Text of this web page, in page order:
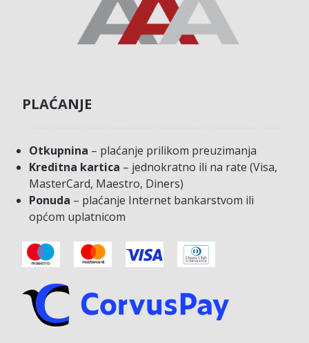
PLAĆANJE
Otkupnina – plaćanje prilikom preuzimanja
Kreditna kartica – jednokratno ili na rate (Visa,
MasterCard, Maestro, Diners)
Ponuda – plaćanje Internet bankarstvom ili
općom uplatnicom